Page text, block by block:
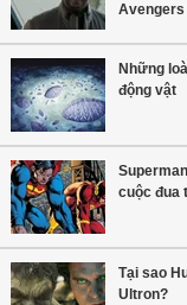
Avengers
Những
động vật
cuộc đua
Tại sao
Ultron?